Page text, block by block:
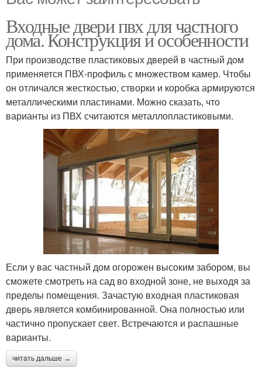
Входные двери пвх для частного
дома. Конструкция и особенности
При производстве пластиковых дверей в частный дом
применяется ПВХ-профиль с множеством камер. Чтобы
он отличался жесткостью, створки и коробка армируются
металлическими пластинами. Можно сказать, что
варианты из ПВХ считаются металлопластиковыми.
Если у вас частный дом огорожен высоким забором, вы
сможете смотреть на сад во входной зоне, не выходя за
пределы помещения. Зачастую входная пластиковая
дверь является комбинированной. Она полностью или
частично пропускает свет. Встречаются и распашные
варианты.
читать дальше →